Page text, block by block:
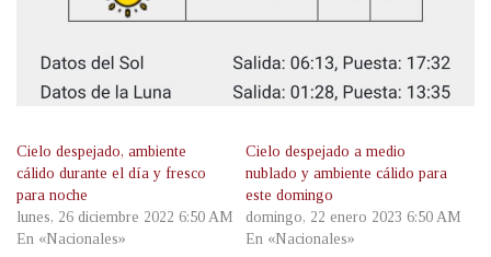
Cielo despejado, ambiente
cálido durante el día y fresco
para noche
lunes, 26 diciembre 2022 6:50 AM
En «Nacionales»
Cielo despejado a medio
nublado y ambiente cálido para
este domingo
domingo, 22 enero 2023 6:50 AM
En «Nacionales»